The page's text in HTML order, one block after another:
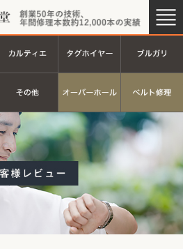
時計修理工房 白金堂（時計修理
創業44